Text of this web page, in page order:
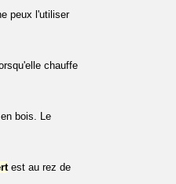
peux l'utiliser
chauffe
bois. Le
est au rez de